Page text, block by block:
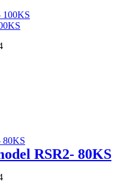
RSR2- 80KS